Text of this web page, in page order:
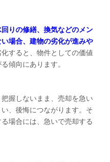
りの修繕、換気などのメン
場合、建物の劣化が進みや
すると、物件としての価値
傾向にあります。
握しないまま、売却を急い
、後悔につながります。そ
場合には、急いで売却する